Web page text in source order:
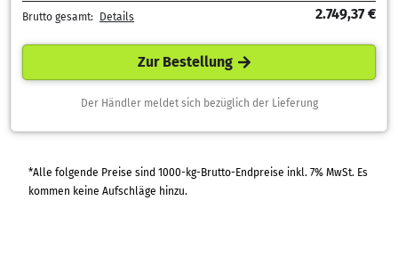
Brutto gesamt: Details 2.749,37 €
Zur Bestellung
Der Händler meldet sich bezüglich der Lieferung
*Alle folgende Preise sind 1000-kg-Brutto-Endpreise inkl. 7% MwSt. Es
kommen keine Aufschläge hinzu.